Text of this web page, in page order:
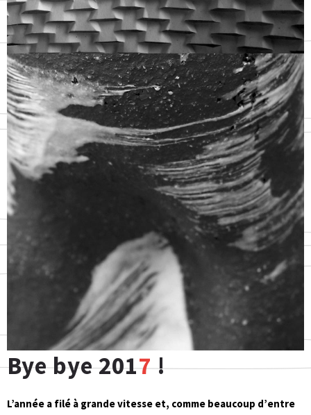
Bye bye 2017!
L’année a filé à grande vitesse et, comme beaucoup d’entre